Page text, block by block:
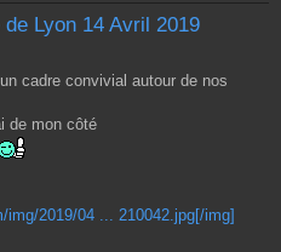
Lyon 14 Avril 2019
cadre convivial autour de nos
de mon côté
2019/04 ... 210042.jpg[/img]